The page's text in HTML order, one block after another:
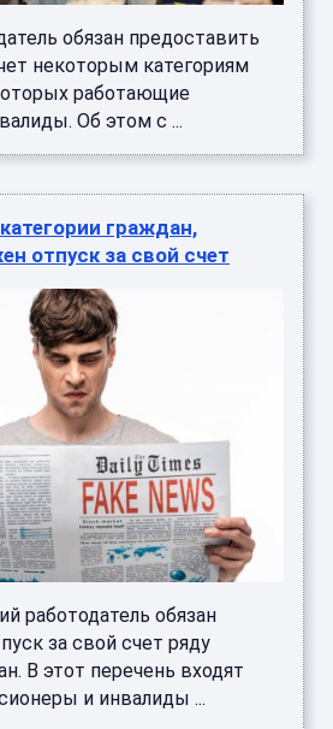
обязан предоставить
некоторым категориям
работающие
Об этом с ...
граждан,
отпуск за свой счет
работодатель обязан
за свой счет ряду
В этот перечень входят
и инвалиды ...